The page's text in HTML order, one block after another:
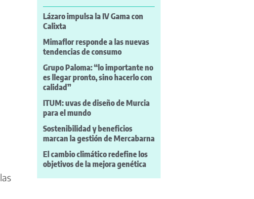
Lázaro impulsa la IV Gama con
Calixta
Mimaflor responde a las nuevas
tendencias de consumo
Grupo Paloma: “lo importante no
es llegar pronto, sino hacerlo con
calidad”
ITUM: uvas de diseño de Murcia
para el mundo
Sostenibilidad y beneficios
marcan la gestión de Mercabarna
El cambio climático redefine los
objetivos de la mejora genética